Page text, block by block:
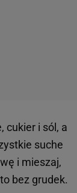
cukier i sól, a
suche
i mieszaj,
bez grudek.